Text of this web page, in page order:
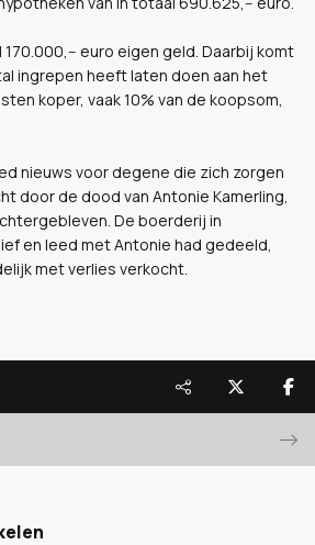
euro eigen geld. Daarbij komt
ingrepen heeft laten doen aan het
koper, vaak 10% van de koopsom,
nieuws voor degene die zich zorgen
door de dood van Antonie Kamerling,
De boerderij in
en leed met Antonie had gedeeld,
met verlies verkocht.